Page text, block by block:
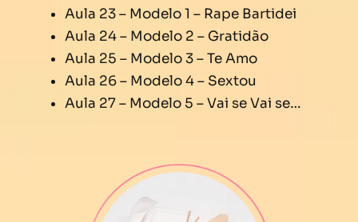
Aula 23 – Modelo 1 – Rape Bartidei
Aula 24 – Modelo 2 – Gratidão
Aula 25 – Modelo 3 – Te Amo
Aula 26 – Modelo 4 – Sextou
Aula 27 – Modelo 5 – Vai se Vai se…